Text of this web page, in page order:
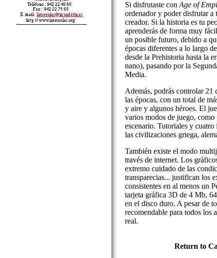
Si disfrutaste con Age of
ordenador y poder disfrutar a
creador. Si la historia es tu
aprenderás de forma muy
un posible futuro, debido a
épocas diferentes a lo largo
desde la Prehistoria hasta la
nano), pasando por la
Media.
Además, podrás controlar 21
las épocas, con un total de
y aire y algunos héroes. El
varios modos de juego,
escenario. Tutoriales y cuatro
las civilizaciones griega,
También existe el modo
través de internet. Los
extremo cuidado de las
transparecias... justifican los
consistentes en al menos un
tarjeta gráfica 3D de 4 Mb,
en el disco duro. A pesar de
recomendable para todos los
real.
Return to